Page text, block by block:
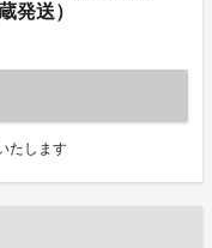
発送）
たします